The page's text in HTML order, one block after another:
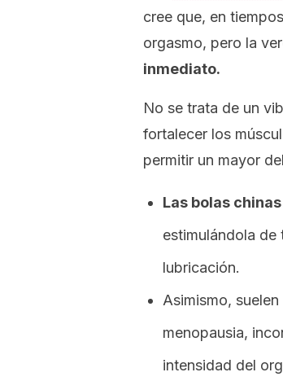
cree que, en
orgasmo, pero la
inmediato.
No se trata de un
fortalecer los
permitir un mayor
Las bolas
estimulándola de
lubricación.
Asimismo,
menopausia,
intensidad del